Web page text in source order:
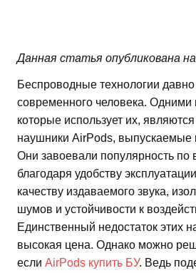
Данная статья опубликована
Беспроводные технологии
современного человека. Одними
которые использует их,
наушники AirPods, выпускаемые
Они завоевали популярность по
благодаря удобству
качеству издаваемого звука,
шумов и устойчивости к
Единственный недостаток этих
высокая цена. Однако можно
если AirPods купить БУ. Ведь